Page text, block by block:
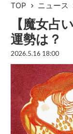
TOP ニュース
【魔女
運勢は？
2026.5.16 18:00